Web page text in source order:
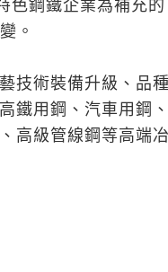
色鋼鐵企業為補充的
。
技術裝備升級、品
鐵用鋼、汽車用鋼
高級管線鋼等高端